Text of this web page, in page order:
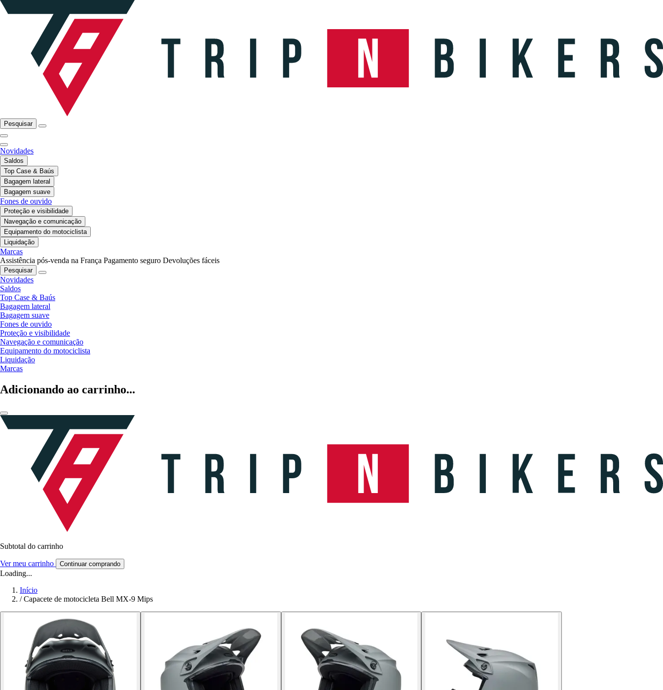
Pesquisar
Novidades
Saldos
Top Case & Baús
Bagagem lateral
Bagagem suave
Fones de ouvido
Proteção e visibilidade
Navegação e comunicação
Equipamento do motociclista
Liquidação
Marcas
Assistência pós-venda na França Pagamento seguro Devoluções fáceis
Pesquisar
Novidades
Saldos
Top Case & Baús
Bagagem lateral
Bagagem suave
Fones de ouvido
Proteção e visibilidade
Navegação e comunicação
Equipamento do motociclista
Liquidação
Marcas
Adicionando ao carrinho...
Subtotal do carrinho
Ver meu carrinho Continuar comprando
Loading...
Início
/ Capacete de motocicleta Bell MX-9 Mips